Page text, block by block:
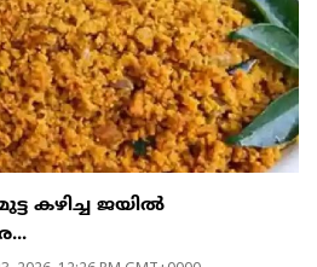
കഴിച്ച ജയില്‍